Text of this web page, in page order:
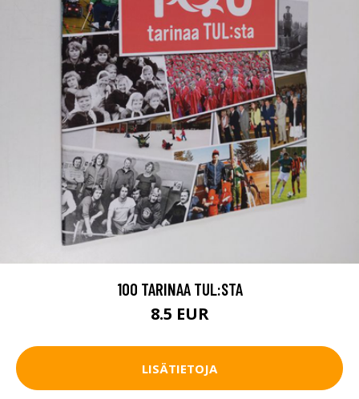
100 TARINAA TUL:STA
8.5 EUR
LISÄTIETOJA